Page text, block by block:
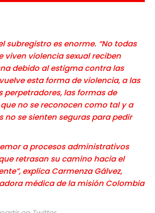
subregistro es enorme. “No todas
viven violencia sexual reciben
debido al estigma contra las
esta forma de violencia, a las
perpetradores, las formas de
no se reconocen como tal y a
no se sienten seguras para pedir
a procesos administrativos
retrasan su camino hacia el
explica Carmenza Gálvez,
médica de la misión Colombia